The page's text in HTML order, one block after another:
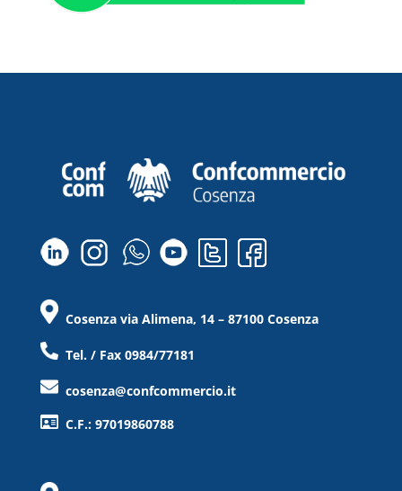
Cosenza via Alimena, 14 – 87100 Cosenza
Tel. / Fax 0984/77181
cosenza@confcommercio.it
C.F.: 97019860788